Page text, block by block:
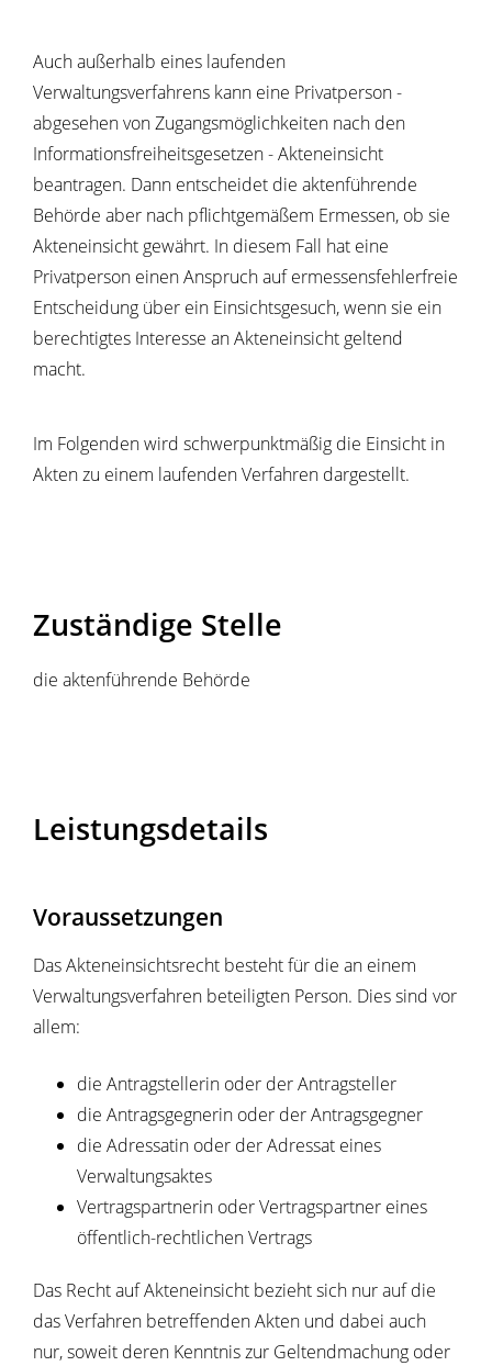
Auch außerhalb eines laufenden
Verwaltungsverfahrens kann eine Privatperson -
abgesehen von Zugangsmöglichkeiten nach den
Informationsfreiheitsgesetzen - Akteneinsicht
beantragen. Dann entscheidet die aktenführende
Behörde aber nach pflichtgemäßem Ermessen, ob sie
Akteneinsicht gewährt. In diesem Fall hat eine
Privatperson einen Anspruch auf ermessensfehlerfreie
Entscheidung über ein Einsichtsgesuch, wenn sie ein
berechtigtes Interesse an Akteneinsicht geltend
macht.
Im Folgenden wird schwerpunktmäßig die Einsicht in
Akten zu einem laufenden Verfahren dargestellt.
Zuständige Stelle
die aktenführende Behörde
Leistungsdetails
Voraussetzungen
Das Akteneinsichtsrecht besteht für die an einem
Verwaltungsverfahren beteiligten Person. Dies sind vor
allem:
die Antragstellerin oder der Antragsteller
die Antragsgegnerin oder der Antragsgegner
die Adressatin oder der Adressat eines
Verwaltungsaktes
Vertragspartnerin oder Vertragspartner eines
öffentlich-rechtlichen Vertrags
Das Recht auf Akteneinsicht bezieht sich nur auf die
das Verfahren betreffenden Akten und dabei auch
nur, soweit deren Kenntnis zur Geltendmachung oder